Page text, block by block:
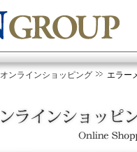
オンラインショッピング エラー